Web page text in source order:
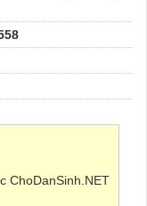
ChoDanSinh.NET